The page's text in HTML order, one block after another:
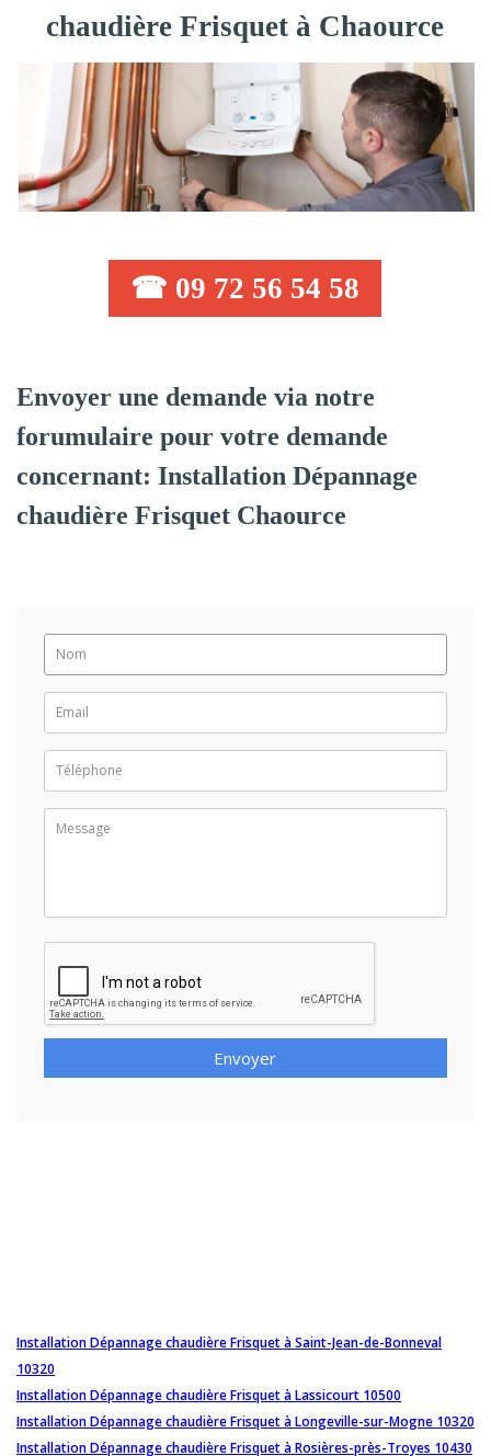
chaudière Frisquet à Chaource
☎ 09 72 56 54 58
Envoyer une demande via notre
forumulaire pour votre demande
concernant: Installation Dépannage
chaudière Frisquet Chaource
Envoyer
Installation Dépannage chaudière Frisquet à Saint-Jean-de-Bonneval
10320
Installation Dépannage chaudière Frisquet à Lassicourt 10500
Installation Dépannage chaudière Frisquet à Longeville-sur-Mogne 10320
Installation Dépannage chaudière Frisquet à Rosières-près-Troyes 10430